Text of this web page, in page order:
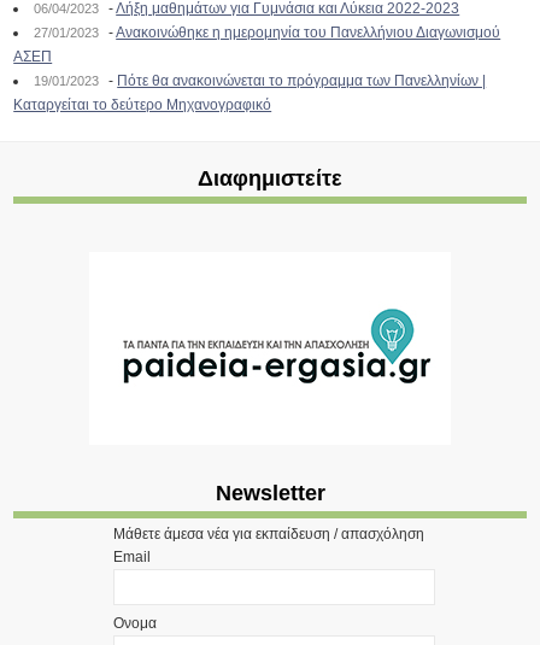
06/04/2023 -Λήξη μαθημάτων για Γυμνάσια και Λύκεια 2022-2023
27/01/2023 -Ανακοινώθηκε η ημερομηνία του Πανελλήνιου Διαγωνισμού
ΑΣΕΠ
19/01/2023 - Πότε θα ανακοινώνεται το πρόγραμμα των Πανελληνίων |
Καταργείται το δεύτερο Μηχανογραφικό
Διαφημιστείτε
Newsletter
Μάθετε άμεσα νέα για εκπαίδευση / απασχόληση
Email
Ονομα